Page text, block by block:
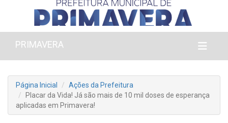
PRIMAVERA
Página Inicial
Ações da Prefeitura
Placar da Vida! Já são mais de 10 mil doses de esperança
aplicadas em Primavera!